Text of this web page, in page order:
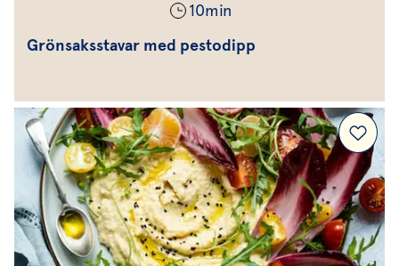
10min
Grönsaksstavar med pestodipp